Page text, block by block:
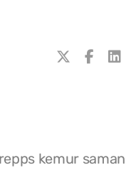
kemur saman